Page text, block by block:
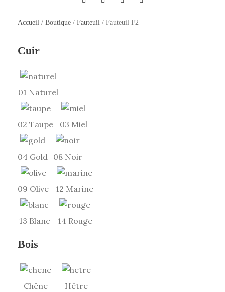
t
e
i
F
2
Accueil / Boutique / Fauteuil / Fauteuil F2
Cuir
01 Naturel
02 Taupe 03 Miel
04 Gold 08 Noir
09 Olive 12 Marine
13 Blanc 14 Rouge
Bois
Chêne Hêtre